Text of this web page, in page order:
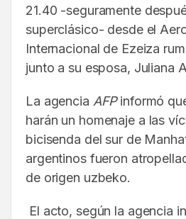
21.40 -seguramente
superclásico- desde el
Internacional de Ezeiza
junto a su esposa, Juliana
La agencia AFPinformó
harán un homenaje a las
bicisenda del sur de
argentinos fueron
de origen uzbeko.
El acto, según la agencia